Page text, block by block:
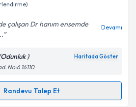
işlenmesine ilişkin
Aydınlatma
ve kişisel verilerimin belirtilen
kabul ediyorum.
çalışan Dr hanım ensemde
Devamı
) Haritada Göster
No:6 16110
Randevu Talep Et
Talebi